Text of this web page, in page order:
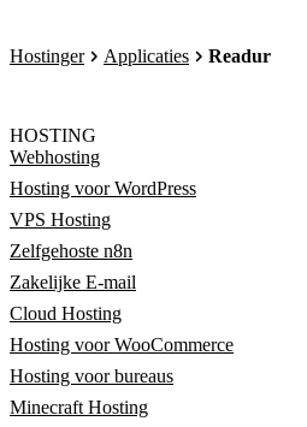
Hostinger Applicaties Readur
HOSTING
Webhosting
Hosting voor WordPress
VPS Hosting
Zelfgehoste n8n
Zakelijke E-mail
Cloud Hosting
Hosting voor WooCommerce
Hosting voor bureaus
Minecraft Hosting